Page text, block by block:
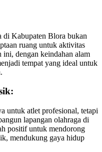
di Kabupaten Blora bukan
ruang untuk aktivitas
ini, dengan keindahan alam
tempat yang ideal untuk
untuk atlet profesional, tetapi
lapangan olahraga di
positif untuk mendorong
mendukung gaya hidup